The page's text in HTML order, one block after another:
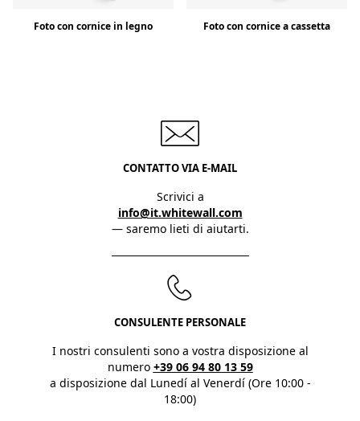
Foto con cornice in legno Foto con cornice a cassetta
CONTATTO VIA E-MAIL
Scrivici a
info@it.whitewall.com
— saremo lieti di aiutarti.
CONSULENTE PERSONALE
I nostri consulenti sono a vostra disposizione al
numero +39 06 94 80 13 59
a disposizione dal Lunedí al Venerdí (Ore 10:00 -
18:00)